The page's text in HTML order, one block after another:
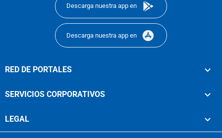
Descarga nuestra app en
Descarga nuestra app en
RED DE PORTALES
SERVICIOS CORPORATIVOS
LEGAL